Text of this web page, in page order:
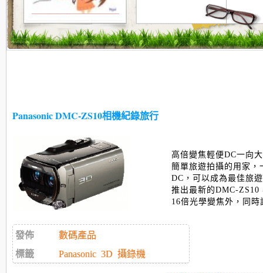
Panasonic DMC-ZS10相機紀錄旅行
高倍變焦輕便DC一向
簡單旅遊拍攝的用家，
DC，可以成為最佳旅
推出最新的DMC-ZS10
16倍光學變焦外，同
發佈
數碼產品
標籤
Panasonic 3D 攝錄機